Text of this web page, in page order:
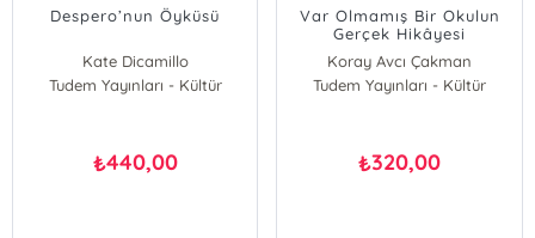
Despero’nun Öyküsü
Kate Dicamillo
Tudem Yayınları - Kültür
₺440,00
Var Olmamış Bir Okulun
Gerçek Hikâyesi
Koray Avcı Çakman
Tudem Yayınları - Kültür
₺320,00